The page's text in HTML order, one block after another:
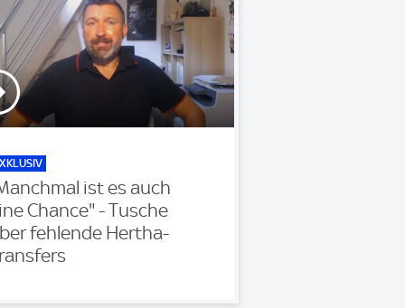
ist es auch
Chance" - Tusche
fehlende Hertha-